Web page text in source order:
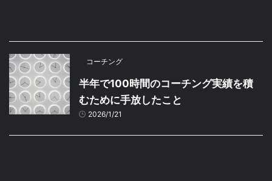
コーチング
半年で100時間のコーチング実績を積
むために手放したこと
2026/1/21